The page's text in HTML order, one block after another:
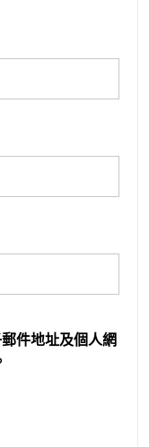
件地址及個人網